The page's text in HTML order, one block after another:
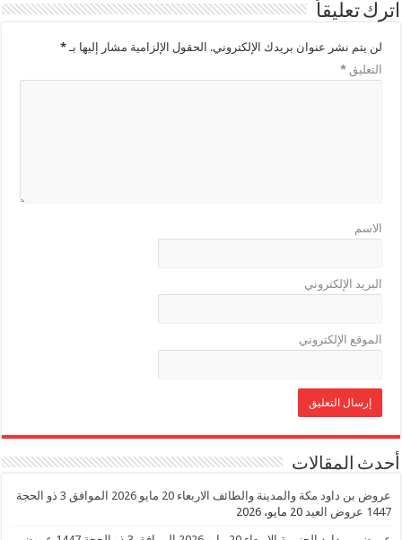
اترك تعليقاً
لن يتم نشر عنوان بريدك الإلكتروني. الحقول الإلزامية مشار إليها بـ*
التعليق*
الاسم
البريد الإلكتروني
الموقع الإلكتروني
أحدث المقالات
عروض بن داود مكة والمدينة والطائف الاربعاء 20 مايو 2026 الموافق 3 ذو الحجة
1447 عروض العيد
20 مايو، 2026